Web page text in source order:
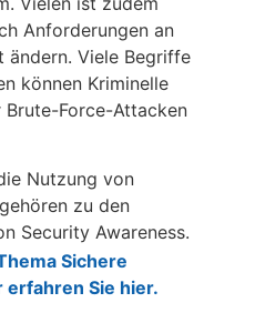
Anforderungen an
ändern. Viele Begriffe
können Kriminelle
Force-Attacken
Nutzung von
zu den
Security Awareness.
Sichere
erfahren Sie hier.